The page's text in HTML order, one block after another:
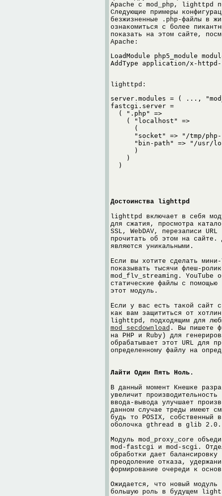
Apache с mod_php, lighttpd
Следующие примеры
безжизненные .php-файлы в
ознакомиться с более
показать на этом сайте,
Apache:
LoadModule php5_module
AddType application/x-httpd-
lighttpd:
server.modules = ( ...,
fastcgi.server =
  ( ".php" =>
    ( "localhost" =>
      (
"socket" => "/tmp/
"bin-path" => "/usr/
      )
    )
  )
Достоинства lighttpd
lighttpd включает в себя
для сжатия, просмотра
SSL, WebDAV, перезаписи
прочитать об этом на
являются уникальными.
Если вы хотите сделать
показывать тысячи флеш-
mod_flv_streaming. YouTube
статические файлы с
этот модуль.
Если у вас есть такой сайт
как вам защититься от
lighttpd, подходящим для
mod_secdownload . Вы пишете
на PHP и Ruby) для
обрабатывает этот URL для
определенному файлу на
Лайти Один Пять Ноль.
В данный момент Кнешке
увеличит
ввода-вывода улучшает
данном случае треды имеют
будь то POSIX, собственный
оболочка gthread в glib 2.0.
Модуль mod_proxy_core
mod-fastcgi и mod-scgi.
обработки дает
преодоление отказа,
формирование очереди к
Ожидается, что новый
большую роль в будущем